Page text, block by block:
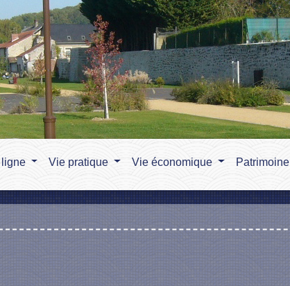
ligne Vie pratique Vie économique Patrimoine